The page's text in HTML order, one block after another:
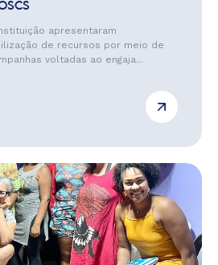
apresentaram
de recursos por meio de
voltadas ao engaja...